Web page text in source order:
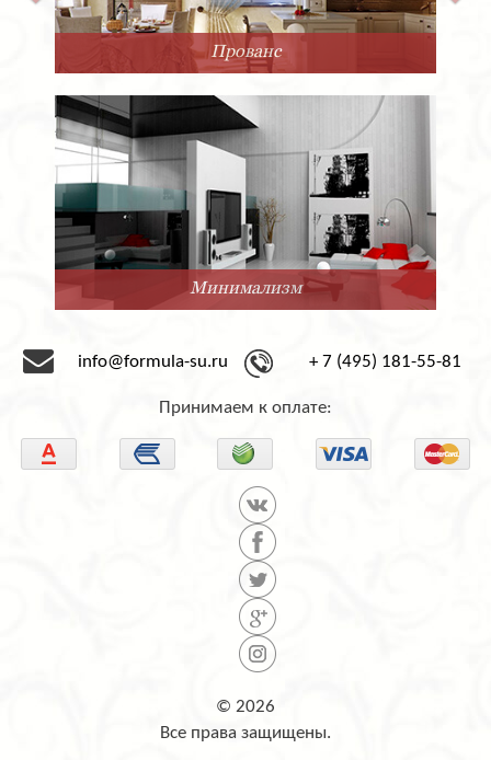
Прованс
Минимализм
info@formula-su.ru + 7 (495) 181-55-81
Принимаем к оплате:
© 2026
Все права защищены.